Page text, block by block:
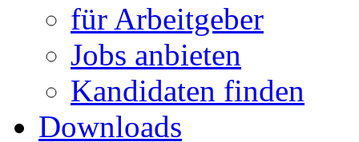
für Arbeitgeber
Jobs anbieten
Kandidaten finden
Downloads